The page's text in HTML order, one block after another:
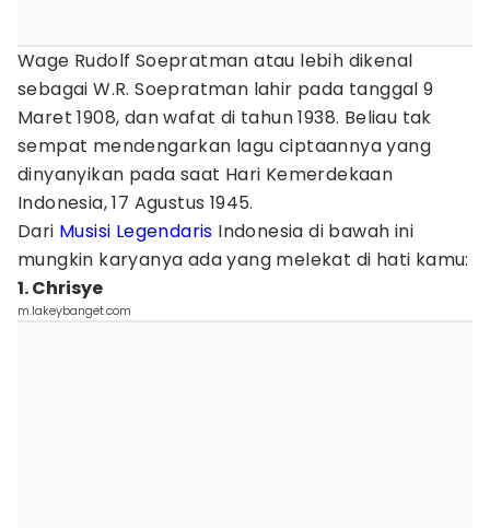
Wage Rudolf Soepratman atau lebih dikenal
sebagai W.R. Soepratman lahir pada tanggal 9
Maret 1908, dan wafat di tahun 1938. Beliau tak
sempat mendengarkan lagu ciptaannya yang
dinyanyikan pada saat Hari Kemerdekaan
Indonesia, 17 Agustus 1945.
Dari Musisi Legendaris Indonesia di bawah ini
mungkin karyanya ada yang melekat di hati kamu:
1. Chrisye
m.lakeybanget.com